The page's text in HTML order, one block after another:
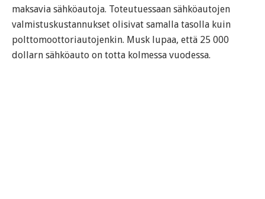
maksavia sähköautoja. Toteutuessaan sähköautojen
valmistuskustannukset olisivat samalla tasolla kuin
polttomoottoriautojenkin. Musk lupaa, että 25 000
dollarn sähköauto on totta kolmessa vuodessa.